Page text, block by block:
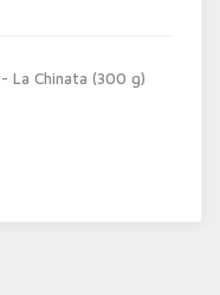
La Chinata (300 g)